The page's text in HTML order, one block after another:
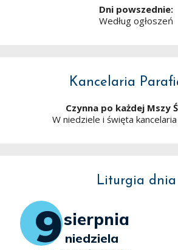
Dni powszednie:
Według ogłoszeń
Kancelaria
Czynna po każdej Mszy
W niedziele i święta
Liturgia dnia